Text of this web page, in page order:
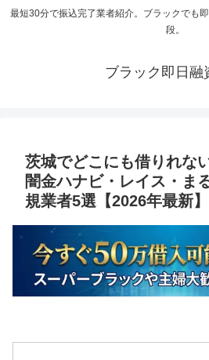
最短30分で振込完了業者紹介。ブラックでも
段。
ブラック即日融
茨城でどこにも借りれな
闇金ハナビ・レイス・ま
規業者5選【2026年最新】